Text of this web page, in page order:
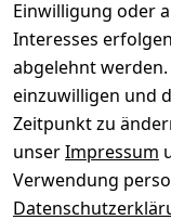
Einwilligung oder
Interesses
abgelehnt
einzuwilligen und
Zeitpunkt zu
unserImpressum
Verwendung
rklärung
Barrierefreihe
itserklärung
Widerrufsrec
ht
Hilfe